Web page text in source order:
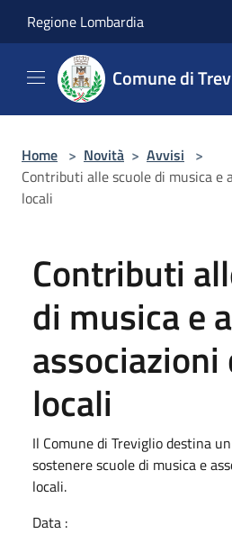
Regione Lombardia
Comune di
Home > Novità > Avvisi >
Contributi alle scuole di musica e
locali
Contributi
di musica e
locali
Il Comune di Treviglio destina
sostenere scuole di musica e
locali.
Data :